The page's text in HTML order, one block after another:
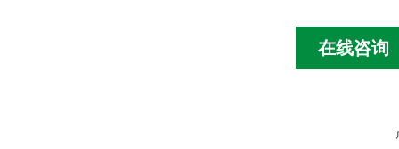
在线咨询